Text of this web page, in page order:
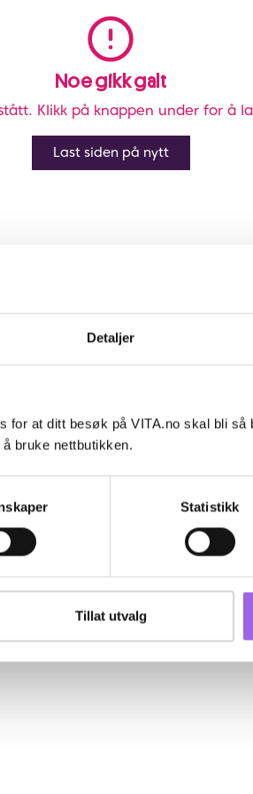
Detaljer
for at ditt besøk på VITA.no skal bli så
bruke nettbutikken.
Statistikk
Tillat utvalg
Noe gikk galt
Klikk på knappen under for å
Last siden på nytt